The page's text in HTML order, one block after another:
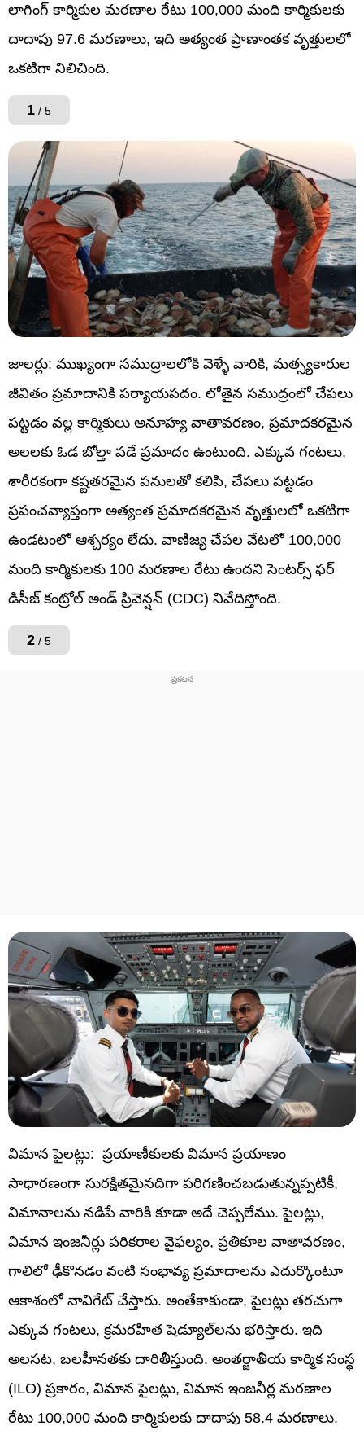
లాగింగ్ కార్మికుల మరణాల రేటు 100,000 మంది కార్మికులకు
దాదాపు 97.6 మరణాలు, ఇది అత్యంత ప్రాణాంతక వృత్తులలో
ఒకటిగా నిలిచింది.
1 / 5
జాలర్లు: ముఖ్యంగా సముద్రాలలోకి వెళ్ళే వారికి, మత్స్యకారుల
జీవితం ప్రమాదానికి పర్యాయపదం. లోతైన సముద్రంలో చేపలు
పట్టడం వల్ల కార్మికులు అనూహ్య వాతావరణం, ప్రమాదకరమైన
అలలకు ఓడ బోల్తా పడే ప్రమాదం ఉంటుంది. ఎక్కువ గంటలు,
శారీరకంగా కష్టతరమైన పనులతో కలిపి, చేపలు పట్టడం
ప్రపంచవ్యాప్తంగా అత్యంత ప్రమాదకరమైన వృత్తులలో ఒకటిగా
ఉండటంలో ఆశ్చర్యం లేదు. వాణిజ్య చేపల వేటలో 100,000
మంది కార్మికులకు 100 మరణాల రేటు ఉందని సెంటర్స్ ఫర్
డిసీజ్ కంట్రోల్ అండ్ ప్రివెన్షన్ (CDC) నివేదిస్తోంది.
2 / 5
విమాన పైలట్లు: ప్రయాణీకులకు విమాన ప్రయాణం
సాధారణంగా సురక్షితమైనదిగా పరిగణించబడుతున్నప్పటికీ,
విమానాలను నడిపే వారికి కూడా అదే చెప్పలేము. పైలట్లు,
విమాన ఇంజనీర్లు పరికరాల వైఫల్యం, ప్రతికూల వాతావరణం,
గాలిలో ఢీకొనడం వంటి సంభావ్య ప్రమాదాలను ఎదుర్కొంటూ
ఆకాశంలో నావిగేట్ చేస్తారు. అంతేకాకుండా, పైలట్లు తరచుగా
ఎక్కువ గంటలు, క్రమరహిత షెడ్యూల్‌లను భరిస్తారు. ఇది
అలసట, బలహీనతకు దారితీస్తుంది. అంతర్జాతీయ కార్మిక సంస్థ
(ILO) ప్రకారం, విమాన పైలట్లు, విమాన ఇంజనీర్ల మరణాల
రేటు 100,000 మంది కార్మికులకు దాదాపు 58.4 మరణాలు.